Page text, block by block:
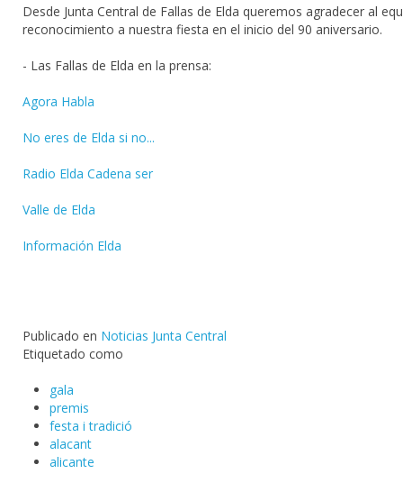
Desde Junta Central de Fallas de Elda queremos agradecer al
reconocimiento a nuestra fiesta en el inicio del 90 aniversario.
- Las Fallas de Elda en la prensa:
Agora Habla
No eres de Elda si no...
Radio Elda Cadena ser
Valle de Elda
Información Elda
Publicado en Noticias Junta Central
Etiquetado como
gala
premis
festa i tradició
alacant
alicante